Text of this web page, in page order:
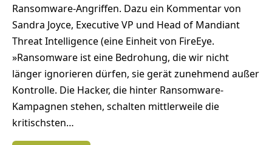
Ransomware-Angriffen. Dazu ein Kommentar von
Sandra Joyce, Executive VP und Head of Mandiant
Threat Intelligence (eine Einheit von FireEye.
»Ransomware ist eine Bedrohung, die wir nicht
länger ignorieren dürfen, sie gerät zunehmend außer
Kontrolle. Die Hacker, die hinter Ransomware-
Kampagnen stehen, schalten mittlerweile die
kritischsten…